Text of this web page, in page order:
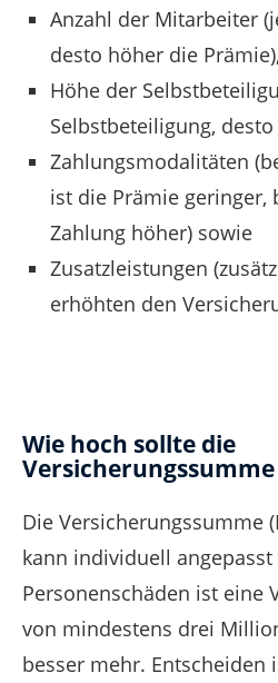
Anzahl der Mitarbeiter
desto höher die Prämie),
Höhe der
Selbstbeteiligung,
Zahlungsmodalitäten
ist die Prämie
Zahlung höher) sowie
Zusatzleistungen
erhöhten den
Wie hoch sollte die
Versicherungssumme
Die Versicherungssumme
kann individuell angepasst
Personenschäden ist eine
von mindestens drei
besser mehr. Entscheiden